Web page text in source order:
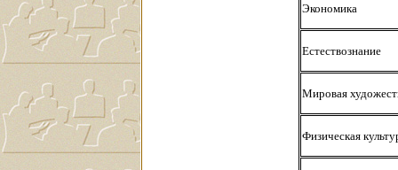
Экономика
Естествознание
Мировая
Физическая